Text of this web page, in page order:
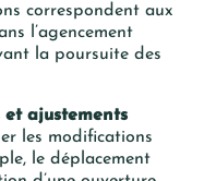
correspondent aux
l’agencement
la poursuite des
ajustements
les modifications
le déplacement